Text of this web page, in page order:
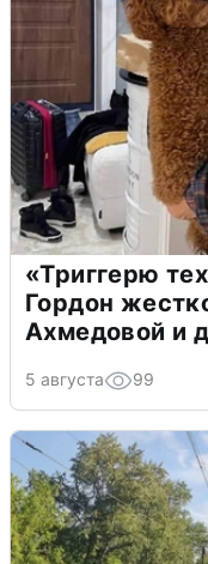
«Триггерю
Гордон
Ахмедовой и
5 августа 99